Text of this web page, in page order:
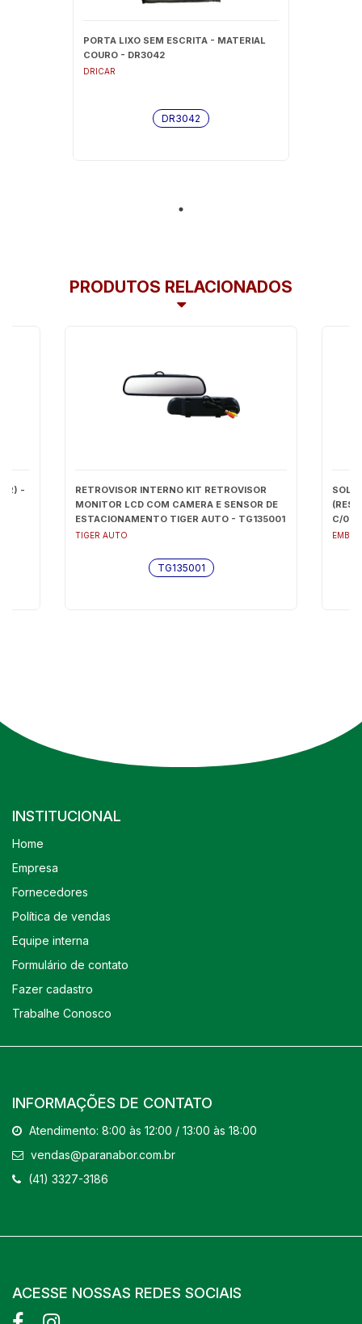
PORTA LIXO SEM ESCRITA - MATERIAL
COURO - DR3042
DRICAR
DR3042
PRODUTOS RELACIONADOS
-
RETROVISOR INTERNO KIT RETROVISOR
MONITOR LCD COM CAMERA E SENSOR DE
ESTACIONAMENTO TIGER AUTO - TG135001
TIGER AUTO
TG135001
C/
INSTITUCIONAL
Home
Empresa
Fornecedores
Política de vendas
Equipe interna
Formulário de contato
Fazer cadastro
Trabalhe Conosco
INFORMAÇÕES DE CONTATO
Atendimento: 8:00 às 12:00 / 13:00 às 18:00
vendas@paranabor.com.br
(41) 3327-3186
ACESSE NOSSAS REDES SOCIAIS